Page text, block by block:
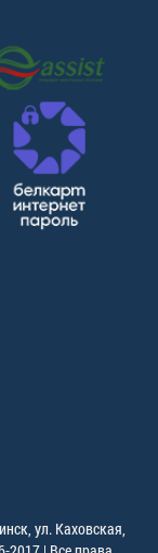
ул. Каховская,